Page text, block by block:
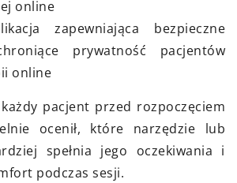
online
zapewniająca bezpieczne
prywatność pacjentów
online
pacjent przed rozpoczęciem
ocenił, które narzędzie lub
spełnia jego oczekiwania i
podczas sesji.